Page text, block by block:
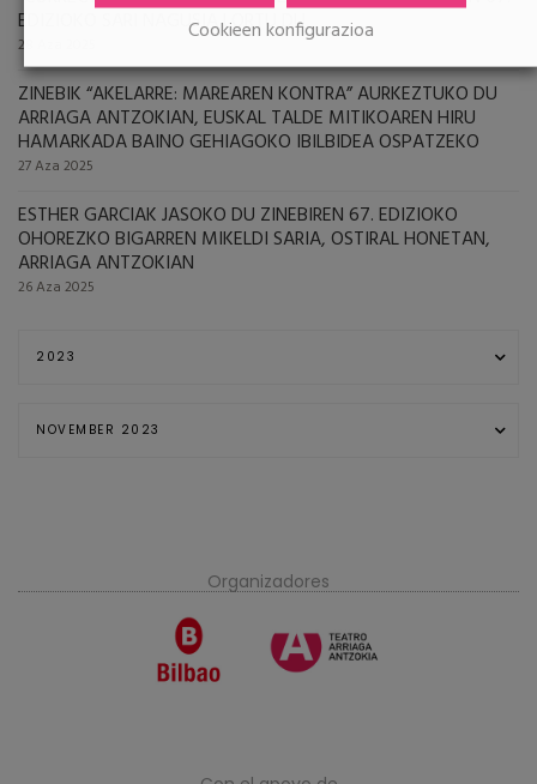
EDIZIOKO SARI NAGUSIA LORTU DU
28 Aza 2025
ZINEBIK “AKELARRE: MAREAREN KONTRA” AURKEZTUKO DU
ARRIAGA ANTZOKIAN, EUSKAL TALDE MITIKOAREN HIRU
HAMARKADA BAINO GEHIAGOKO IBILBIDEA OSPATZEKO
27 Aza 2025
ESTHER GARCIAK JASOKO DU ZINEBIREN 67. EDIZIOKO
OHOREZKO BIGARREN MIKELDI SARIA, OSTIRAL HONETAN,
ARRIAGA ANTZOKIAN
26 Aza 2025
Organizadores
Cookieen konfigurazioa